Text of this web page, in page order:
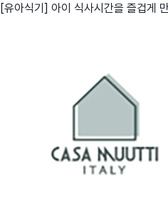
[유아식기] 아이 식사시간을 즐겁게